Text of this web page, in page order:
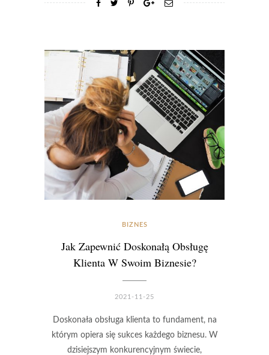
BIZNES
Jak Zapewnić Doskonałą Obsługę
Klienta W Swoim Biznesie?
2021-11-25
Doskonała obsługa klienta to fundament, na
którym opiera się sukces każdego biznesu. W
dzisiejszym konkurencyjnym świecie,